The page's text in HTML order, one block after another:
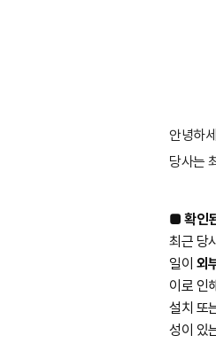
안녕하
당사는
■ 확인
최근 당
일이 외
이로 인
설치 또
성이 있